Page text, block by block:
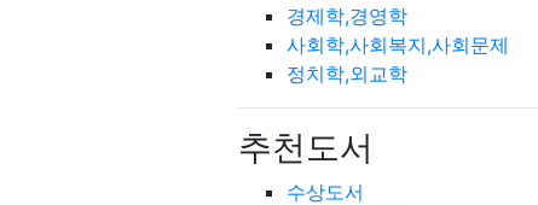
경제학,경영학
사회학,사회복지,사회문제
정치학,외교학
추천도서
수상도서